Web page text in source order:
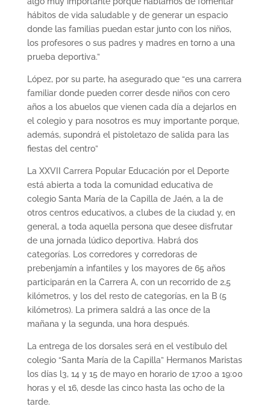
hábitos de vida saludable y de generar un espacio
donde las familias puedan estar junto con los niños,
los profesores o sus padres y madres en torno a una
prueba deportiva.”
López, por su parte, ha asegurado que “es una carrera
familiar donde pueden correr desde niños con cero
años a los abuelos que vienen cada día a dejarlos en
el colegio y para nosotros es muy importante porque,
además, supondrá el pistoletazo de salida para las
fiestas del centro”
La XXVII Carrera Popular Educación por el Deporte
está abierta a toda la comunidad educativa de
colegio Santa María de la Capilla de Jaén, a la de
otros centros educativos, a clubes de la ciudad y, en
general, a toda aquella persona que desee disfrutar
de una jornada lúdico deportiva. Habrá dos
categorías. Los corredores y corredoras de
prebenjamín a infantiles y los mayores de 65 años
participarán en la Carrera A, con un recorrido de 2,5
kilómetros, y los del resto de categorías, en la B (5
kilómetros). La primera saldrá a las once de la
mañana y la segunda, una hora después.
La entrega de los dorsales será en el vestíbulo del
colegio “Santa María de la Capilla” Hermanos Maristas
los días l3, 14 y 15 de mayo en horario de 17:00 a 19:00
horas y el 16, desde las cinco hasta las ocho de la
tarde.